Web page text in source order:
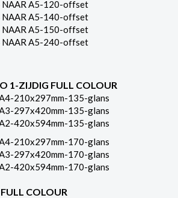
NAAR A5-120-offset
NAAR A5-140-offset
NAAR A5-150-offset
NAAR A5-240-offset
1-ZIJDIG FULL COLOUR
210x297mm-135-glans
297x420mm-135-glans
420x594mm-135-glans
210x297mm-170-glans
297x420mm-170-glans
420x594mm-170-glans
COLOUR